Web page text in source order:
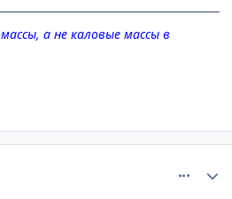
а не каловые массы в